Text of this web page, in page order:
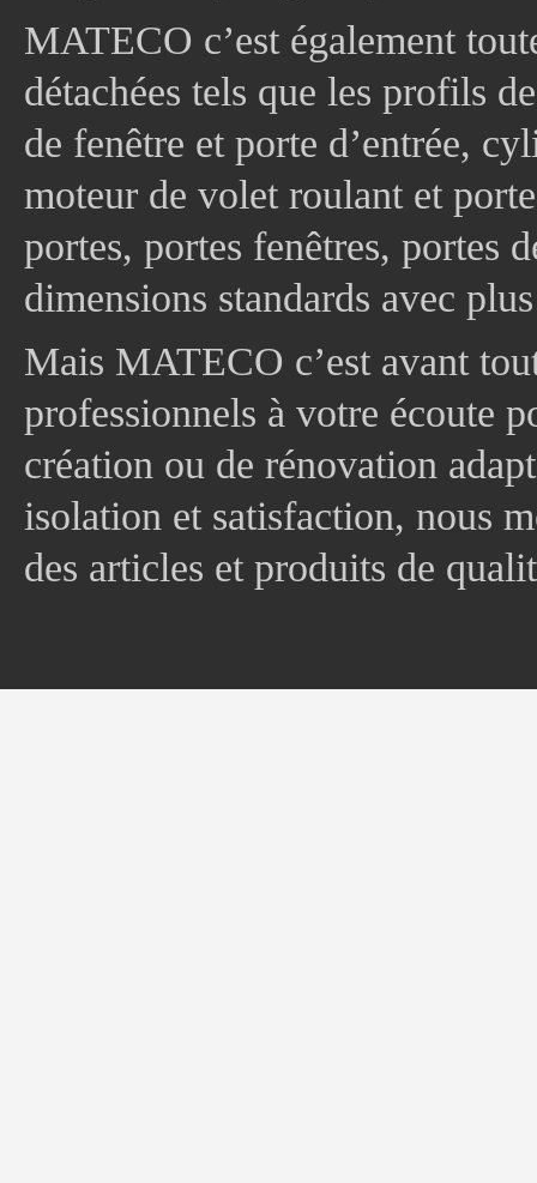
MATECO c’est également
détachées tels que les profils
de fenêtre et porte d’entrée,
moteur de volet roulant et
portes, portes fenêtres, portes
dimensions standards avec
Mais MATECO c’est avant
professionnels à votre écoute
création ou de rénovation
isolation et satisfaction, nous
des articles et produits de